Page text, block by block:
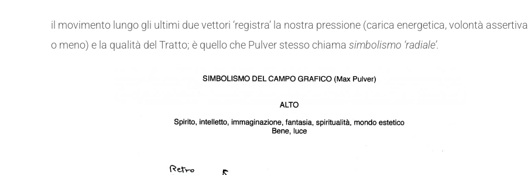
il movimento lungo gli ultimi due vettori ‘registra’ la nostra pressione (carica energetica, volontà assertiva
o meno) e la qualità del Tratto; è quello che Pulver stesso chiama simbolismo ‘radiale’.